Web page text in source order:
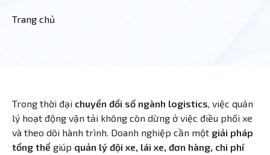
Bạn đang ở đây
Trang chủ
Trong thời đại chuyển đổi số ngành logistics, việc quản
lý hoạt động vận tải không còn dừng ở việc điều phối xe
và theo dõi hành trình. Doanh nghiệp cần một giải pháp
tổng thể giúp quản lý đội xe, lái xe, đơn hàng, chi phí